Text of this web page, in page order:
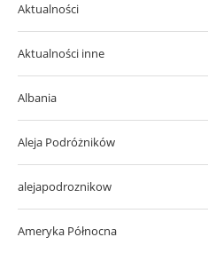
Aktualności
Aktualności inne
Albania
Aleja Podróżników
alejapodroznikow
Ameryka Północna